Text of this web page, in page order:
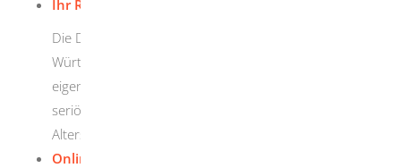
Ihr Rentenkonto online im Kundenportal
Die Deutsche Rentenversicherung Baden-
Württemberg bietet die Möglichkeit, direkt auf das
eigene Rentenkonto zuzugreifen, zum Beispiel um
seriöse Planungsdaten für eine zusätzliche private
Altersvorsorge abzurufen.
Online-Services der Deutschen